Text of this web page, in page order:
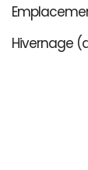
Hivernage